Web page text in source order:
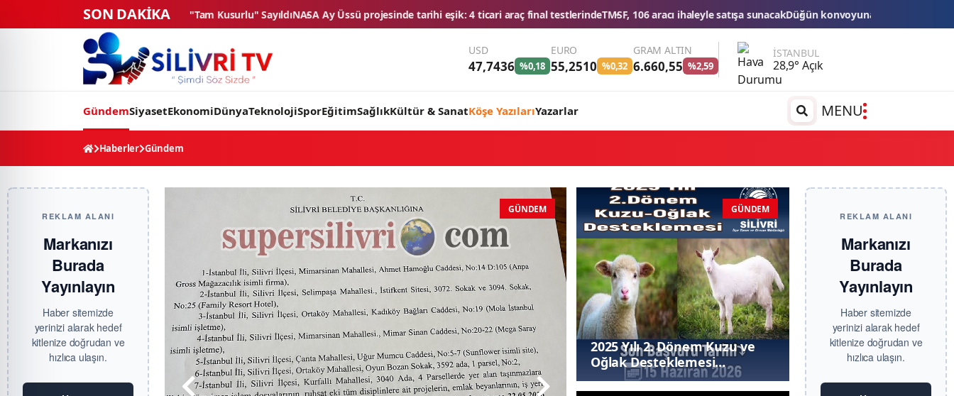
SON DAKİKA
"Tam Kusurlu" SayıldıNASA Ay Üssü projesinde tarihi eşik: 4 ticari araç final testlerindeTMSF, 106 aracı ihaleyle satışa sunacakDüğün konvoyuna ağır fatura: 540 bin lira ceza, 6 araç trafikten men
USD
47,7436 %0,18
EURO
55,2510 %0,32
GRAM ALTIN
6.660,55 %2,59
İSTANBUL
28,9° Açık
GündemSiyasetEkonomiDünyaTeknolojiSporEğitimSağlıkKültür & SanatKöşe YazılarıYazarlar MENU
Haberler Gündem
REKLAM ALANI
Markanızı
Burada
Yayınlayın
Haber sitemizde
yerinizi alarak hedef
kitlenize doğrudan ve
hızlıca ulaşın.
GÜNDEM GÜNDEM
2025 Yılı 2. Dönem Kuzu ve
Oğlak Desteklemesi
Başvuruları Devam Ediyor
REKLAM ALANI
Markanızı
Burada
Yayınlayın
Haber sitemizde
yerinizi alarak hedef
kitlenize doğrudan ve
hızlıca ulaşın.